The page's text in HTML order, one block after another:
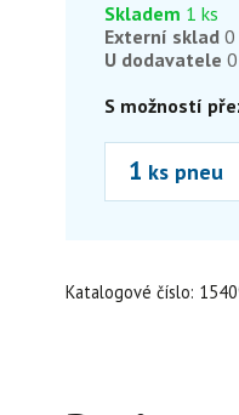
Skladem 1 ks
Externí sklad 0
U dodavatele
S možností
ks pneu
Katalogové číslo: